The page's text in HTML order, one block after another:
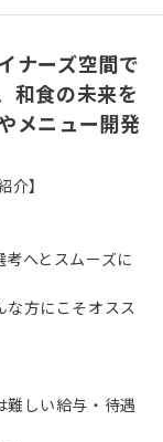
ナーズ空間で
和食の未来を
メニュー開発
介】
へとスムーズに
方にこそオスス
難しい給与・待遇